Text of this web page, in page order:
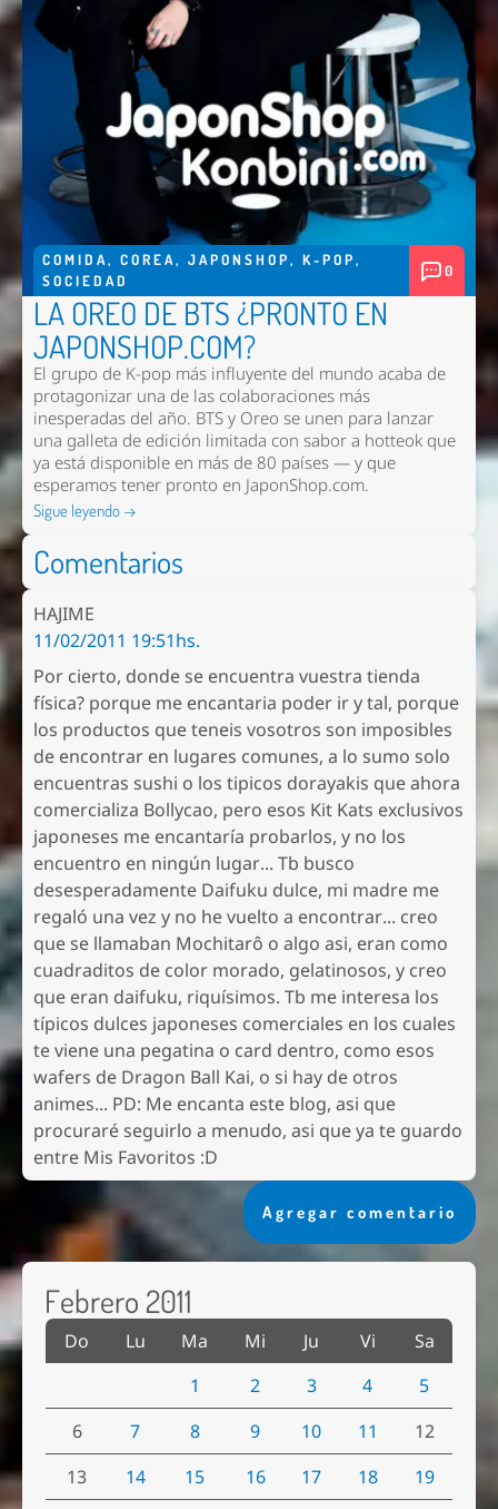
COMIDA, COREA, JAPONSHOP, K-POP,
SOCIEDAD
0
LA OREO DE BTS ¿PRONTO EN
JAPONSHOP.COM?
El grupo de K-pop más influyente del mundo acaba de
protagonizar una de las colaboraciones más
inesperadas del año. BTS y Oreo se unen para lanzar
una galleta de edición limitada con sabor a hotteok que
ya está disponible en más de 80 países — y que
esperamos tener pronto en JaponShop.com.
Sigue leyendo →
Comentarios
HAJIME
11/02/2011 19:51hs.
Por cierto, donde se encuentra vuestra tienda
física? porque me encantaria poder ir y tal, porque
los productos que teneis vosotros son imposibles
de encontrar en lugares comunes, a lo sumo solo
encuentras sushi o los tipicos dorayakis que ahora
comercializa Bollycao, pero esos Kit Kats exclusivos
japoneses me encantaría probarlos, y no los
encuentro en ningún lugar... Tb busco
desesperadamente Daifuku dulce, mi madre me
regaló una vez y no he vuelto a encontrar... creo
que se llamaban Mochitarô o algo asi, eran como
cuadraditos de color morado, gelatinosos, y creo
que eran daifuku, riquísimos. Tb me interesa los
típicos dulces japoneses comerciales en los cuales
te viene una pegatina o card dentro, como esos
wafers de Dragon Ball Kai, o si hay de otros
animes... PD: Me encanta este blog, asi que
procuraré seguirlo a menudo, asi que ya te guardo
entre Mis Favoritos :D
Agregar comentario
Febrero 2011
Do Lu Ma Mi Ju Vi
Sa
1
2 3 4
5
6
7 8 9 10 11
12
13
14 15 16 17 18
19